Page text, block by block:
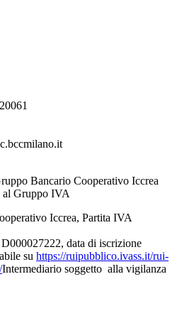
Bancario Cooperativo Iccrea
al Gruppo IVA
Iccrea, Partita IVA
data di iscrizione
su https://ruipubblico.ivass.it/rui-
Intermediario soggetto alla vigilanza